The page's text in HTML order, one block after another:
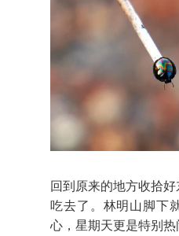
回到原来的地方收拾
吃去了。林明山脚下
心，星期天更是特别